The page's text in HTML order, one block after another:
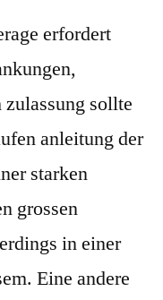
erfordert
sollte
anleitung der
starken
grossen
in einer
Eine andere